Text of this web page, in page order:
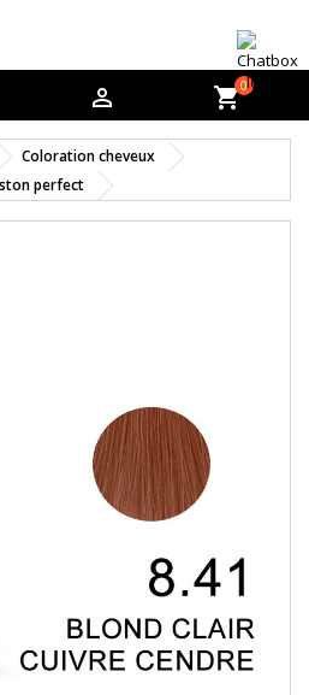
 shopping_cart0
Coloration cheveux
perfect